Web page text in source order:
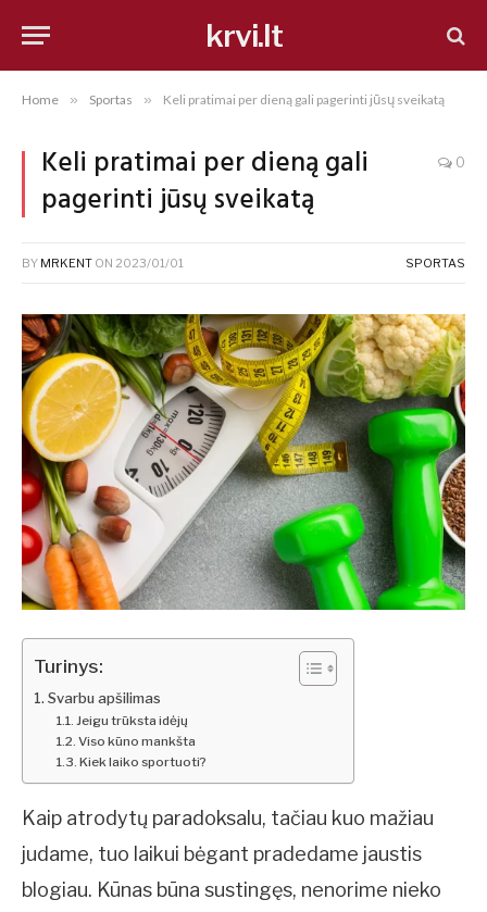
krvi.lt
Home » Sportas » Keli pratimai per dieną gali pagerinti jūsų sveikatą
Keli pratimai per dieną gali
pagerinti jūsų sveikatą
0
BY MRKENT ON 2023/01/01 SPORTAS
Turinys:
Svarbu apšilimas
Jeigu trūksta idėjų
Viso kūno mankšta
Kiek laiko sportuoti?
Kaip atrodytų paradoksalu, tačiau kuo mažiau
judame, tuo laikui bėgant pradedame jaustis
blogiau. Kūnas būna sustingęs, nenorime nieko